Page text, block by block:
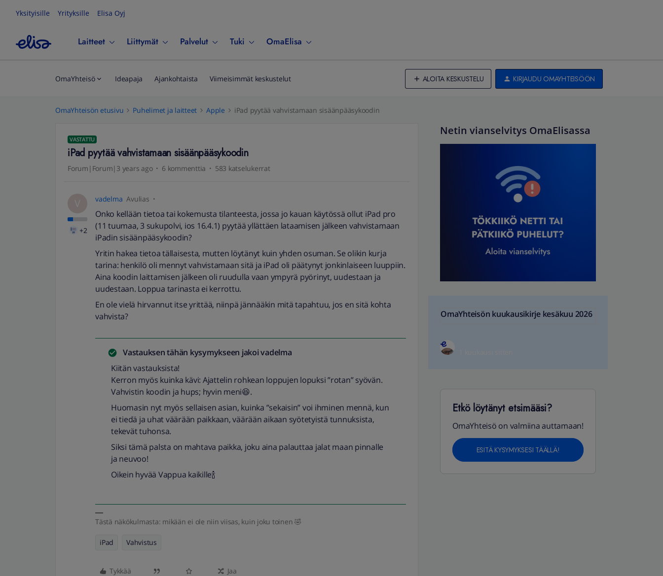
Yksityisille Yrityksille Elisa Oyj
Laitteet Liittymät Palvelut Tuki OmaElisa
OmaYhteisö Ideapaja Ajankohtaista Viimeisimmät keskustelut ALOITA KESKUSTELU KIRJAUDU OMAYHTEISÖÖN
OmaYhteisön etusivu Puhelimet ja laitteet Apple iPad pyytää vahvistamaan sisäänpääsykoodin
VASTATTU
iPad pyytää vahvistamaan sisäänpääsykoodin
Forum|Forum|3 years ago 6 kommenttia 583 katselukerrat
V
+2
vadelma Avulias
Onko kellään tietoa tai kokemusta tilanteesta, jossa jo kauan käytössä ollut iPad pro
(11 tuumaa, 3 sukupolvi, ios 16.4.1) pyytää yllättäen lataamisen jälkeen vahvistamaan
iPadin sisäänpääsykoodin?
Yritin hakea tietoa tällaisesta, mutten löytänyt kuin yhden osuman. Se olikin kurja
tarina: henkilö oli mennyt vahvistamaan sitä ja iPad oli päätynyt jonkinlaiseen luuppiin.
Aina koodin laittamisen jälkeen oli ruudulla vaan ympyrä pyörinyt, uudestaan ja
uudestaan. Loppua tarinasta ei kerrottu.
En ole vielä hirvannut itse yrittää, niinpä jännääkin mitä tapahtuu, jos en sitä kohta
vahvista?
Vastauksen tähän kysymykseen jakoivadelma
Kiitän vastauksista!
Kerron myös kuinka kävi: Ajattelin rohkean loppujen lopuksi ”rotan” syövän.
Vahvistin koodin ja hups; hyvin meni😆.
Huomasin nyt myös sellaisen asian, kuinka ”sekaisin” voi ihminen mennä, kun
ei tiedä ja uhat väärään paikkaan, väärään aikaan syötetyistä tunnuksista,
tekevät tuhonsa.
Siksi tämä palsta on mahtava paikka, joku aina palauttaa jalat maan pinnalle
ja neuvoo!
Oikein hyvää Vappua kaikille🍾
Tästä näkökulmasta: mikään ei ole niin viisas, kuin joku toinen 🤣
iPad Vahvistus
Tykkää Jaa
Netin vianselvitys OmaElisassa
OmaYhteisön kuukausikirje kesäkuu 2026
Etkö löytänyt etsimääsi?
OmaYhteisö on valmiina auttamaan!
ESITÄ KYSYMYKSESI TÄÄLLÄ!